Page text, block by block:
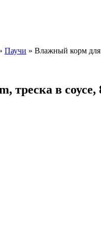
Паучи » Влажный корм для
в соусе,